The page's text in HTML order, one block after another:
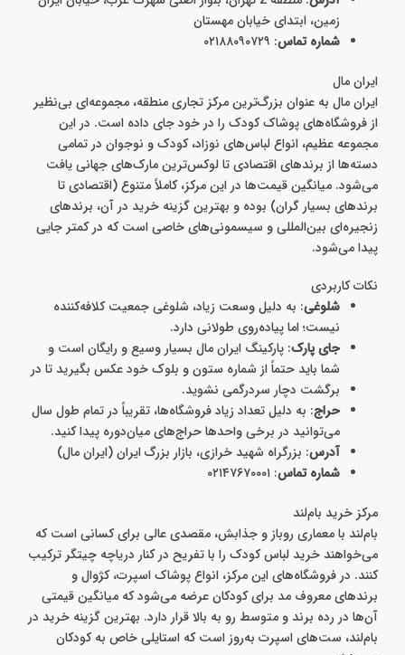
زمین، ابتدای خیابان مهستان
شماره تماس: ۰۲۱۸۸۰۹۰۷۲۹
ایران مال
ایران مال به عنوان بزرگ‌ترین مرکز تجاری منطقه، مجموعه‌ای بی‌نظیر
از فروشگاه‌های پوشاک کودک را در خود جای داده است. در این
مجموعه عظیم، انواع لباس‌های نوزاد، کودک و نوجوان در تمامی
دسته‌ها از برندهای اقتصادی تا لوکس‌ترین مارک‌های جهانی یافت
می‌شود. میانگین قیمت‌ها در این مرکز، کاملاً متنوع (اقتصادی تا
برندهای بسیار گران) بوده و بهترین گزینه خرید در آن، برندهای
زنجیره‌ای بین‌المللی و سیسمونی‌های خاصی است که در کمتر جایی
پیدا می‌شود.
نکات کاربردی
شلوغی: به دلیل وسعت زیاد، شلوغی جمعیت کلافه‌کننده
نیست؛ اما پیاده‌روی طولانی دارد.
جای پارک: پارکینگ ایران مال بسیار وسیع و رایگان است و
شما باید حتماً از شماره ستون و بلوک خود عکس بگیرید تا در
برگشت دچار سردرگمی نشوید.
حراج: به دلیل تعداد زیاد فروشگاه‌ها، تقریباً در تمام طول سال
می‌توانید در برخی واحدها حراج‌های میان‌دوره پیدا کنید.
آدرس: بزرگراه شهید خرازی، بازار بزرگ ایران (ایران مال)
شماره تماس: ۰۲۱۴۷۶۷۰۰۰۱
مرکز خرید بام‌لند
بام‌لند با معماری روباز و جذابش، مقصدی عالی برای کسانی است که
می‌خواهند خرید لباس کودک را با تفریح در کنار دریاچه چیتگر ترکیب
کنند. در فروشگاه‌های این مرکز، انواع پوشاک اسپرت، کژوال و
برندهای معروف مد برای کودکان عرضه می‌شود که میانگین قیمتی
آن‌ها در رده برند و متوسط رو به بالا قرار دارد. بهترین گزینه خرید در
بام‌لند، ست‌های اسپرت به‌روز است که استایلی خاص به کودکان